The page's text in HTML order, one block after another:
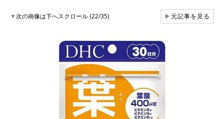
▼次の画像は下へスクロール (22/35) ▶元記事を見る